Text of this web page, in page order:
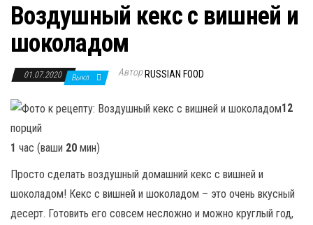
Воздушный кекс с вишней и
шоколадом
01.07.2020 Выкл. Автор RUSSIAN FOOD
12
порций
1 час (ваши 20 мин)
Просто сделать воздушный домашний кекс с вишней и
шоколадом! Кекс с вишней и шоколадом – это очень вкусный
десерт. Готовить его совсем несложно и можно круглый год,